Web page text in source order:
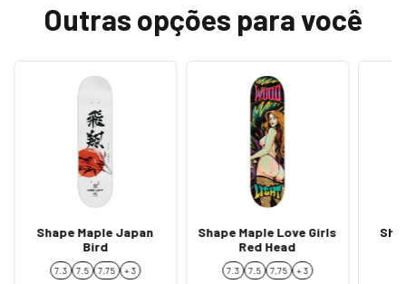
Outras opções para você
Shape Maple Japan
Bird
7.3 7.5 7,75 + 3
Shape Maple Love Girls
Red Head
7.3 7.5 7,75 + 3